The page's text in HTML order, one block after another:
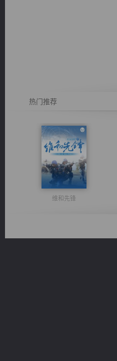
热门推荐
维和先锋